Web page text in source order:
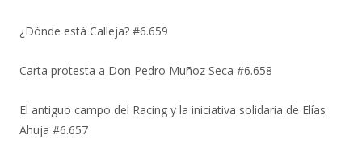
¿Dónde está Calleja? #6.659
Carta protesta a Don Pedro Muñoz Seca #6.658
El antiguo campo del Racing y la iniciativa solidaria de Elías
Ahuja #6.657